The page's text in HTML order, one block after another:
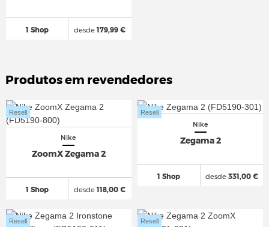
1 Shop desde179,99 €
Produtos em revendedores
Nike
ZoomX Zegama 2
1 Shop
Resell
desde118,00 €
Nike
Zegama 2
1 Shop
Resell
desde331,00 €
Resell Resell